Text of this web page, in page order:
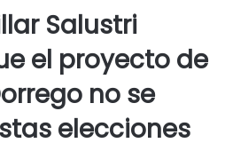
Salustri
el proyecto de
no se
elecciones